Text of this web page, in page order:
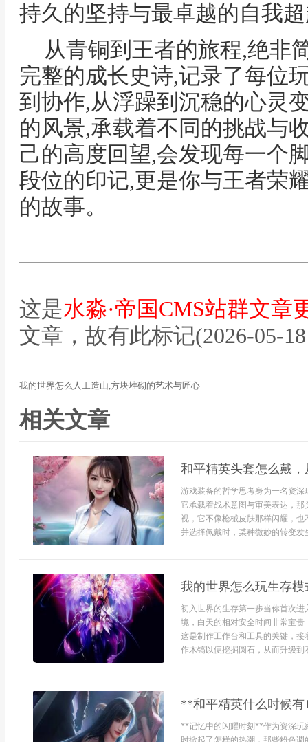
持久的坚持与最卓越的自我
从青铜到王者的旅程,绝非
完整的成长史诗,记录了每位
到协作,从浮躁到沉稳的心灵
的风景,承载着不同的挑战与
己的高度回望,会发现每一个
段位的印记,更是你与王者荣
的故事。
这是水淼·帝国CMS站群文章
文章，故有此标记(2026-05-
我的世界怎么人工造山,方块堆砌的艺术与匠心
相关文章
和平精英头套怎么戴
游戏装备的哲学思考身为一名资
它承载着战术意图与审美表达，
视，它不像枪械皮肤那样闪耀，
并选择佩戴时，某种微妙的转变
我的世界怎么玩生存
初入世界的生存第一步当你首次
境，白天的相对安全时间非常宝
这是制作工作台和工具的关键，
作木镐以便挖掘圆石，从而升级到
**和平精英什么时候
**记忆中的闪耀时刻**作为资深玩
时掀起了怎样的热潮，那些粉色